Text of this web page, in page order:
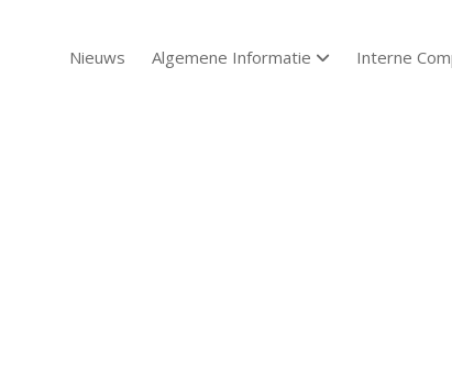
Nieuws Algemene Informatie open dropdown
Interne